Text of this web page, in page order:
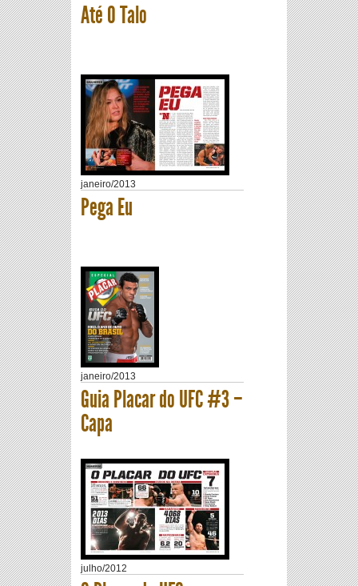
Até O Talo
janeiro/2013
Pega Eu
janeiro/2013
Guia Placar do UFC #3 –
Capa
julho/2012